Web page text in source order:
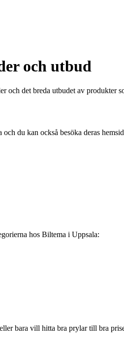
och utbud
det breda utbudet av produkter
du kan också besöka deras
hos Biltema i Uppsala:
bara vill hitta bra prylar till bra